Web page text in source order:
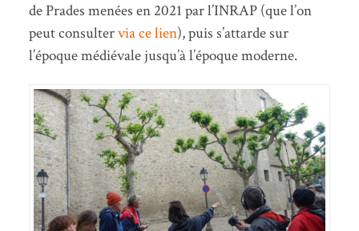
de Prades menées en 2021 par l’INRAP (que l’on
peut consultervia ce lien), puis s’attarde sur
l’époque médiévale jusqu’à l’époque moderne.